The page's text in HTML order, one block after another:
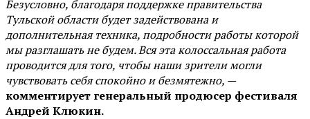
Безусловно, благодаря поддержке правительства
Тульской области будет задействована и
дополнительная техника, подробности работы которой
мы разглашать не будем. Вся эта колоссальная работа
проводится для того, чтобы наши зрители могли
чувствовать себя спокойно и безмятежно, —
комментирует генеральный продюсер фестиваля
Андрей Клюкин.